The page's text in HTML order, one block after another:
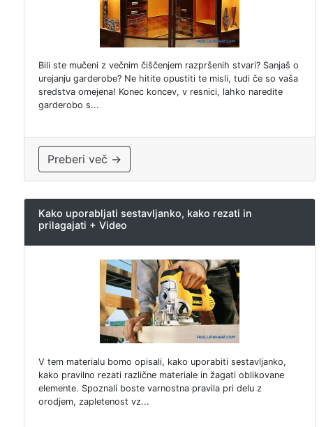
Bili ste mučeni z večnim čiščenjem razpršenih stvari? Sanjaš o
urejanju garderobe? Ne hitite opustiti te misli, tudi če so vaša
sredstva omejena! Konec koncev, v resnici, lahko naredite
garderobo s...
Preberi več →
Kako uporabljati sestavljanko, kako rezati in
prilagajati + Video
V tem materialu bomo opisali, kako uporabiti sestavljanko,
kako pravilno rezati različne materiale in žagati oblikovane
elemente. Spoznali boste varnostna pravila pri delu z
orodjem, zapletenost vz...